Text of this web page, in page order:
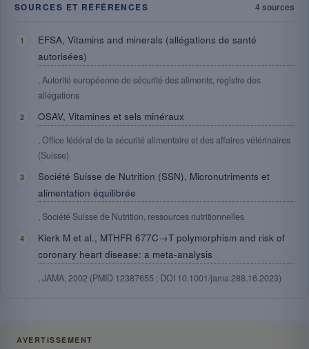
SOURCES ET RÉFÉRENCES 4 sources
EFSA, Vitamins and minerals (allégations de santé
autorisées)
, Autorité européenne de sécurité des aliments, registre des
allégations
OSAV, Vitamines et sels minéraux
, Office fédéral de la sécurité alimentaire et des affaires vétérinaires
(Suisse)
Société Suisse de Nutrition (SSN), Micronutriments et
alimentation équilibrée
, Société Suisse de Nutrition, ressources nutritionnelles
Klerk M et al., MTHFR 677C→T polymorphism and risk of
coronary heart disease: a meta-analysis
, JAMA, 2002 (PMID 12387655 ; DOI 10.1001/jama.288.16.2023)
AVERTISSEMENT